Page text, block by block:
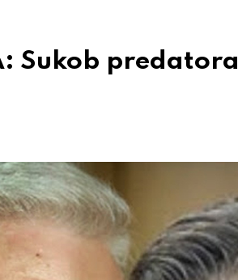
Sukob